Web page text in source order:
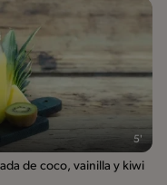
5'
de coco, vainilla y kiwi